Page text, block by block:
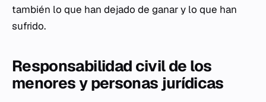
también lo que han dejado de ganar y lo que han
sufrido.
Responsabilidad civil de los
menores y personas jurídicas